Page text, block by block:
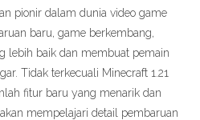
pionir dalam dunia video game
baru, game berkembang,
lebih baik dan membuat pemain
Tidak terkecuali Minecraft 1.21
fitur baru yang menarik dan
mempelajari detail pembaruan